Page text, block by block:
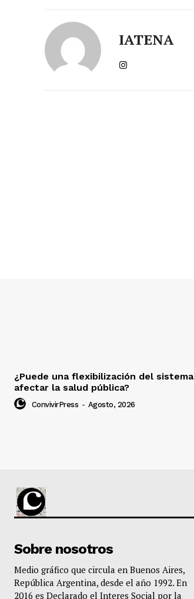
IATENA
¿Puede una flexibilización del sistema
afectar la salud pública?
ConvivirPress - Agosto, 2026
Sobre nosotros
Medio gráfico que circula en Buenos Aires,
República Argentina, desde el año 1992. En
2016 es Declarado el Interes Social por la